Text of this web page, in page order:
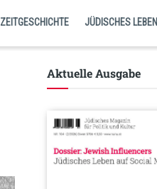
ZEITGESCHICHTE JÜDISCHES LEBEN
Aktuelle Ausgabe​